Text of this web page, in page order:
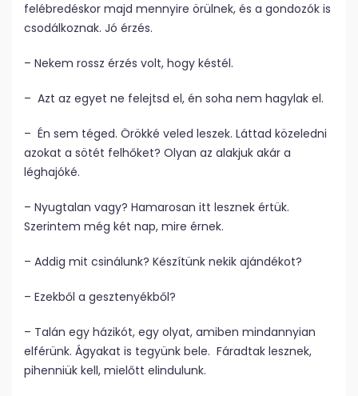
felébredéskor majd mennyire örülnek, és a gondozók is
csodálkoznak. Jó érzés.
– Nekem rossz érzés volt, hogy késtél.
– Azt az egyet ne felejtsd el, én soha nem hagylak el.
– Én sem téged. Örökké veled leszek. Láttad közeledni
azokat a sötét felhőket? Olyan az alakjuk akár a
léghajóké.
– Nyugtalan vagy? Hamarosan itt lesznek értük.
Szerintem még két nap, mire érnek.
– Addig mit csinálunk? Készítünk nekik ajándékot?
– Ezekből a gesztenyékből?
– Talán egy házikót, egy olyat, amiben mindannyian
elférünk. Ágyakat is tegyünk bele. Fáradtak lesznek,
pihenniük kell, mielőtt elindulunk.